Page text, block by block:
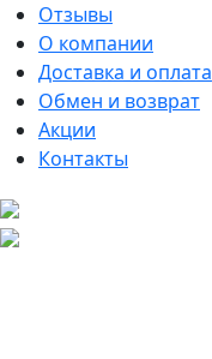
Отзывы
О компании
Доставка и оплата
Обмен и возврат
Акции
Контакты